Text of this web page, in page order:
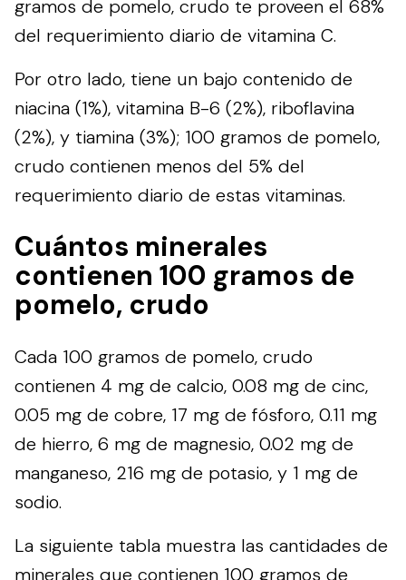
gramos de pomelo, crudo te proveen el 68%
del requerimiento diario de vitamina C.
Por otro lado, tiene un bajo contenido de
niacina (1%), vitamina B-6 (2%), riboflavina
(2%), y tiamina (3%); 100 gramos de pomelo,
crudo contienen menos del 5% del
requerimiento diario de estas vitaminas.
Cuántos minerales
contienen 100 gramos de
pomelo, crudo
Cada 100 gramos de pomelo, crudo
contienen 4 mg de calcio, 0.08 mg de cinc,
0.05 mg de cobre, 17 mg de fósforo, 0.11 mg
de hierro, 6 mg de magnesio, 0.02 mg de
manganeso, 216 mg de potasio, y 1 mg de
sodio.
La siguiente tabla muestra las cantidades de
minerales que contienen 100 gramos de